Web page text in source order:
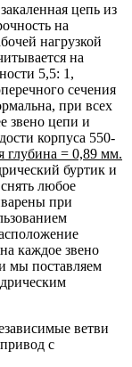
цепь из
на
нагрузкой
на
5,5: 1,
сечения
при всех
звено цепи и
корпуса 550-
глубина = 0,89 мм.
буртик и
любое
при
каждое звено
мы поставляем
ветви
с